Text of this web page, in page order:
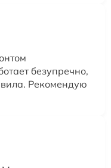
безупречно,
Рекомендую